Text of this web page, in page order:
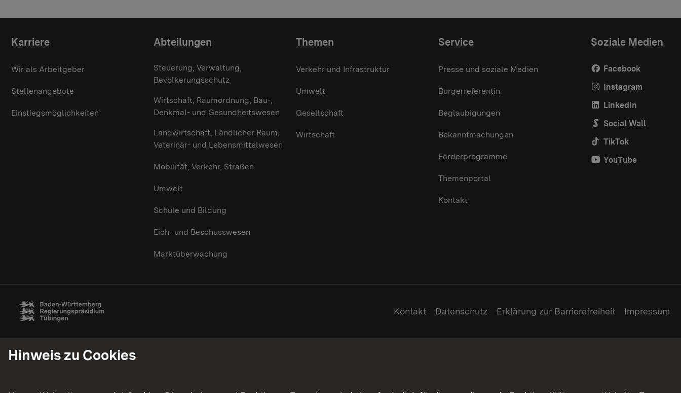
Themenübersicht
Karriere
Wir als Arbeitgeber
Stellenangebote
Einstiegsmöglichkeiten
Abteilungen
Steuerung, Verwaltung,
Bevölkerungsschutz
Wirtschaft, Raumordnung, Bau-,
Denkmal- und Gesundheitswesen
Landwirtschaft, Ländlicher Raum,
Veterinär- und Lebensmittelwesen
Mobilität, Verkehr, Straßen
Umwelt
Schule und Bildung
Eich- und Beschusswesen
Marktüberwachung
Themen
Verkehr und Infrastruktur
Umwelt
Gesellschaft
Wirtschaft
Service
Presse und soziale Medien
Bürgerreferentin
Beglaubigungen
Bekanntmachungen
Förderprogramme
Themenportal
Kontakt
Soziale Medien
Facebook
Instagram
LinkedIn
Social Wall
TikTok
YouTube
Kontakt Datenschutz Erklärung zur Barrierefreiheit Impressum
Hinweis zu Cookies